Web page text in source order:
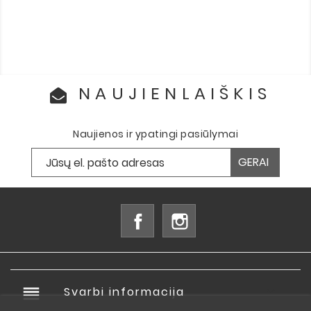
NAUJIENLAIŠKIS
Naujienos ir ypatingi pasiūlymai
Facebook
reorder Svarbi informacija